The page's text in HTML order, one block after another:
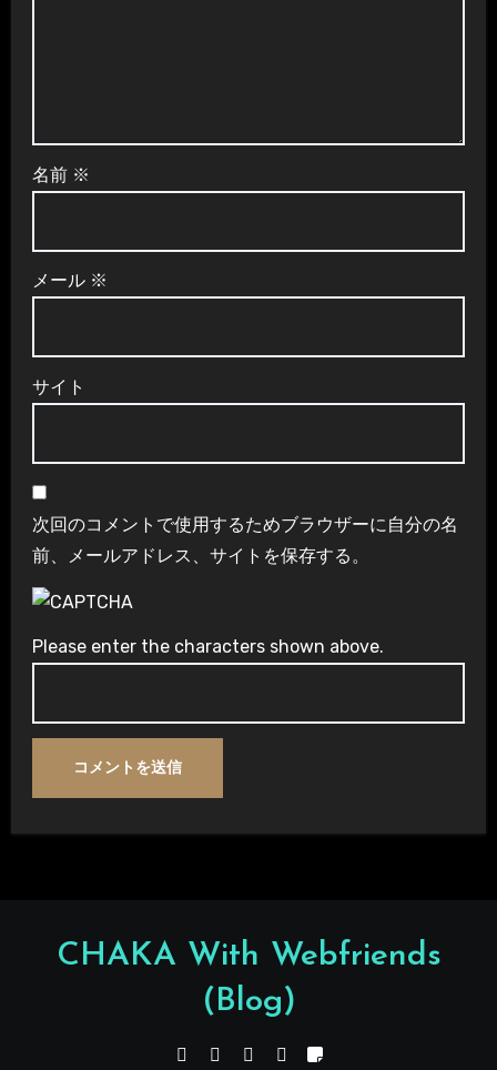
名前 ※
メール ※
サイト
次回のコメントで使用するためブラウザーに自分の名
前、メールアドレス、サイトを保存する。
Please enter the characters shown above.
CHAKA With Webfriends
(Blog)